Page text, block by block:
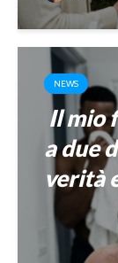
NEWS
Il mio
a due
verità